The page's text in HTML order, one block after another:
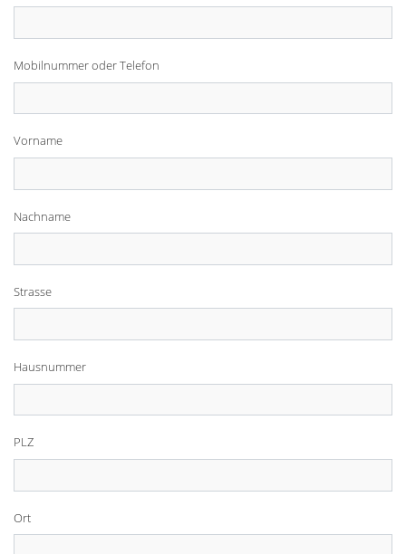
Mobilnummer oder Telefon
Vorname
Nachname
Strasse
Hausnummer
PLZ
Ort